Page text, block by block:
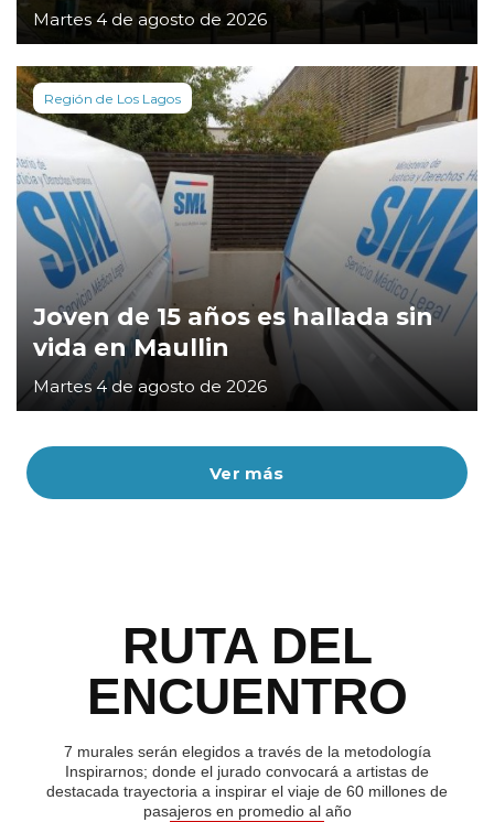
Ver más
Martes 4 de agosto de 2026
Región de Los Lagos
Joven de 15 años es hallada sin
vida en Maullin
Martes 4 de agosto de 2026
RUTA DEL
ENCUENTRO
7 murales serán elegidos a través de la metodología
Inspirarnos; donde el jurado convocará a artistas de
destacada trayectoria a inspirar el viaje de 60 millones de
pasajeros en promedio al año